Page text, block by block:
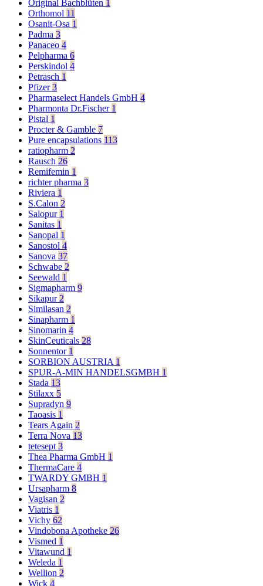
Original Bachblüten 1
Orthomol 11
Osanit-Osa 1
Padma 3
Panaceo 4
Pelpharma 6
Perskindol 4
Petrasch 1
Pfizer3
Pharmaselect Handels GmbH 4
Pharmonta Dr.Fischer 1
Pistal 1
Procter & Gamble 7
Pure encapsulations 113
ratiopharm 2
Rausch 26
Remifemin 1
richter pharma 3
Riviera 1
S.Calon 2
Salopur 1
Sanitas 1
Sanopal 1
Sanostol 4
Sanova 37
Schwabe 2
Seewald 1
Sigmapharm 9
Sikapur 2
Similasan 2
Sinapharm 1
Sinomarin 4
SkinCeuticals 28
Sonnentor 1
SORBION AUSTRIA 1
SPUR-A-MIN HANDELSGMBH 1
Stada 13
Stilaxx 5
Supradyn 9
Taoasis 1
Tears Again 2
Terra Nova 13
tetesept 3
Thea Pharma GmbH 1
ThermaCare 4
TWARDY GMBH 1
Ursapharm 8
Vagisan 2
Viatris 1
Vichy 62
Vindobona Apotheke 26
Vismed 1
Vitawund 1
Weleda 1
Wellion 2
Wick 4